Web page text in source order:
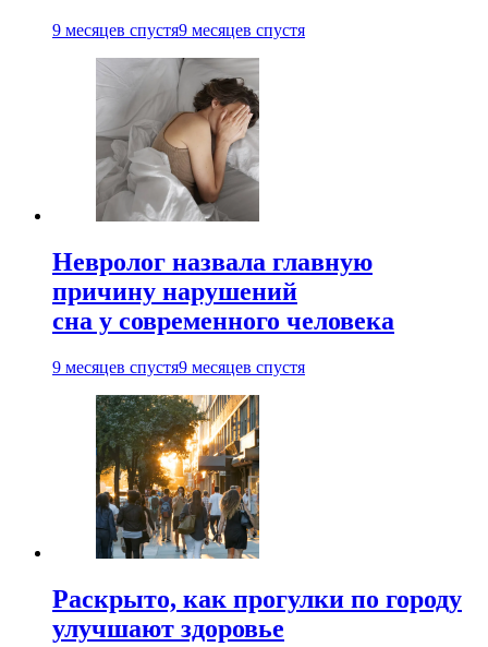
9 месяцев спустя9 месяцев спустя
Невролог назвала главную
причину нарушений
сна у современного человека
9 месяцев спустя9 месяцев спустя
Раскрыто, как прогулки по городу
улучшают здоровье